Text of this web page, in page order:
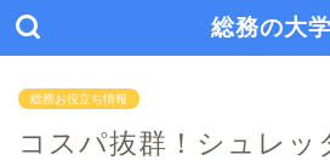
総務の大学
総務お役立ち情報
コスパ抜群！シュレッ